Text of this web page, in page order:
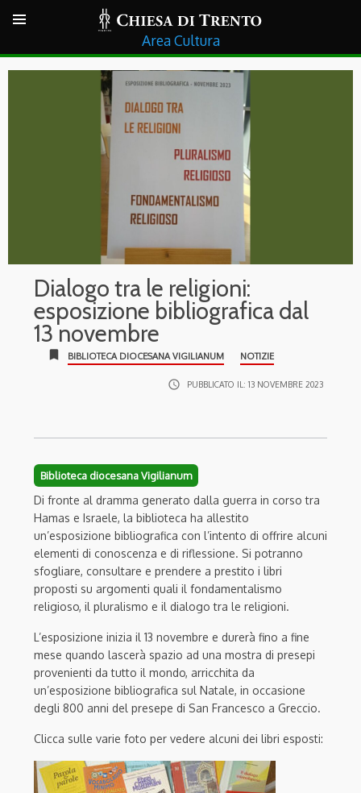
Cultura
Dialogo tra le religioni:
esposizione bibliografica dal
13 novembre
bookmark BIBLIOTECA DIOCESANA VIGILIANUM NOTIZIE
access_time PUBBLICATO IL: 13 NOVEMBRE 2023
Biblioteca diocesana Vigilianum
Di fronte al dramma generato dalla guerra in corso tra
Hamas e Israele, la biblioteca ha allestito
un’esposizione bibliografica con l’intento di offrire alcuni
elementi di conoscenza e di riflessione. Si potranno
sfogliare, consultare e prendere a prestito i libri
proposti su argomenti quali il fondamentalismo
religioso, il pluralismo e il dialogo tra le religioni.
L’esposizione inizia il 13 novembre e durerà fino a fine
mese quando lascerà spazio ad una mostra di presepi
provenienti da tutto il mondo, arricchita da
un’esposizione bibliografica sul Natale, in occasione
degli 800 anni del presepe di San Francesco a Greccio.
Clicca sulle varie foto per vedere alcuni dei libri esposti: